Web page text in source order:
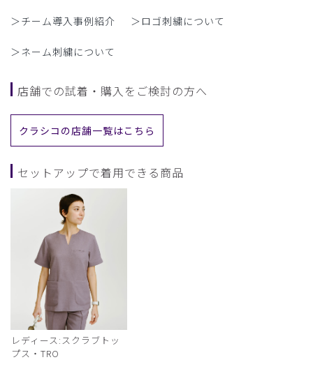
＞チーム導入事例紹介 ＞ロゴ刺繍について
＞ネーム刺繍について
店舗での試着・購入をご検討の方へ
クラシコの店舗一覧はこちら
セットアップで着用できる商品
レディース:スクラブトッ
プス・TRO